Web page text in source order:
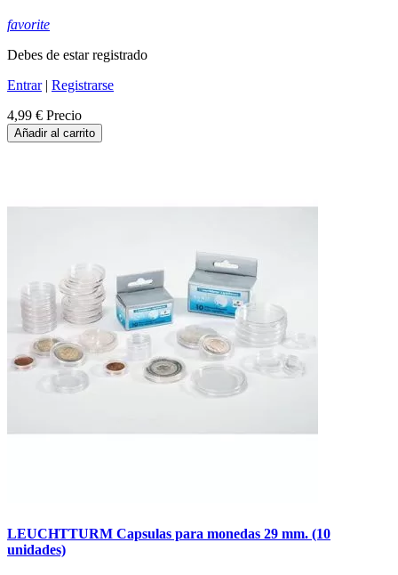
favorite
Debes de estar registrado
Entrar| Registrarse
4,99 € Precio
Añadir al carrito
LEUCHTTURM Capsulas para monedas 29 mm. (10
unidades)